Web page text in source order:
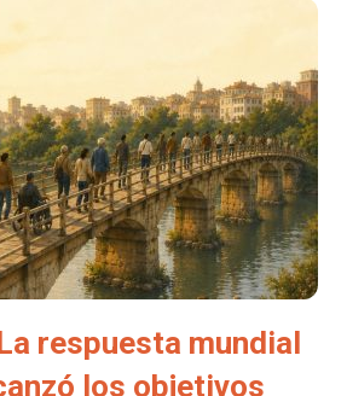
respuesta mundial
los objetivos